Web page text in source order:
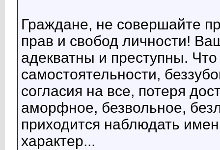
Граждане, не совершайте
прав и свобод личности!
адекватны и преступны.
самостоятельности,
согласия на все, потеря
аморфное, безвольное,
приходится наблюдать
характер...